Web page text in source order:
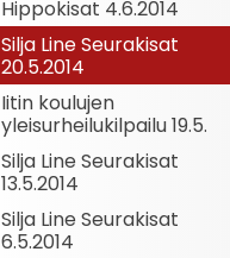
Hippokisat 4.6.2014
Silja Line Seurakisat
20.5.2014
Iitin koulujen
yleisurheilukilpailu 19.5.
Silja Line Seurakisat
13.5.2014
Silja Line Seurakisat
6.5.2014